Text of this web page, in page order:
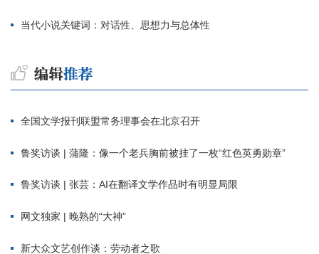
当代小说关键词：对话性、思想力与总体性
全国文学报刊联盟常务理事会在北京召开
鲁奖访谈 | 蒲隆：像一个老兵胸前被挂了一枚“红色英勇勋章”
鲁奖访谈 | 张芸：AI在翻译文学作品时有明显局限
网文独家 | 晚熟的“大神”
新大众文艺创作谈：劳动者之歌